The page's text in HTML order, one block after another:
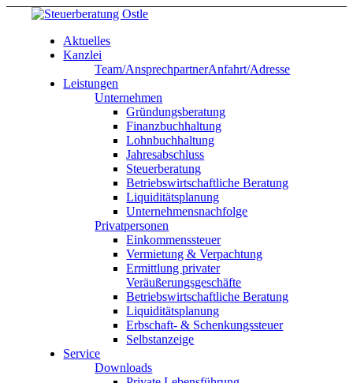
Aktuelles
Kanzlei
Team/AnsprechpartnerAnfahrt/Adresse
Leistungen
Unternehmen
Gründungsberatung
Finanzbuchhaltung
Lohnbuchhaltung
Jahresabschluss
Steuerberatung
Betriebswirtschaftliche Beratung
Liquiditätsplanung
Unternehmensnachfolge
Privatpersonen
Einkommenssteuer
Vermietung & Verpachtung
Ermittlung privater
Veräußerungsgeschäfte
Betriebswirtschaftliche Beratung
Liquiditätsplanung
Erbschaft- & Schenkungssteuer
Selbstanzeige
Service
Downloads